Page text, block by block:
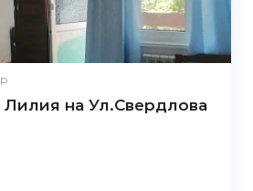
Лилия на Ул.Свердлова